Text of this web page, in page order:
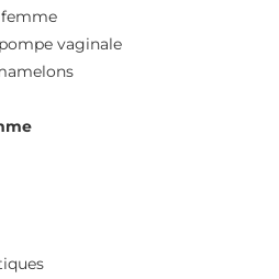
femme
vaginale